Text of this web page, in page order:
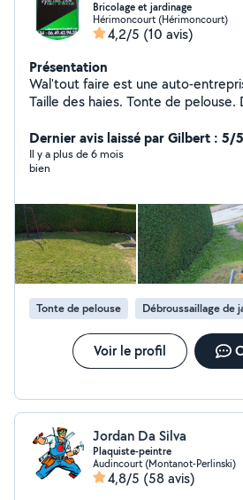
Bricolage et jardinage
Hérimoncourt (Hérimoncourt)
4,2/5 (10 avis)
Présentation
Wal'tout faire est une auto-
Taille des haies. Tonte de pelouse.
Transport déchèterie. Vide garages,
autres. Récupération de métaux en
Dernier avis laissé par Gilbert : 5/5
Il y a plus de 6 mois
bien
Tonte de pelouse Débroussaillage de
Voir le profil
Jordan Da Silva
Plaquiste-peintre
Audincourt (Montanot-Perlinski)
4,8/5 (58 avis)